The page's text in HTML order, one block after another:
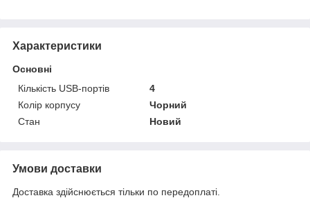
Характеристики
Основні
Кількість USB-портів
4
Колір корпусу
Чорний
Стан
Новий
Умови доставки
Доставка здійснюється тільки по передоплаті.